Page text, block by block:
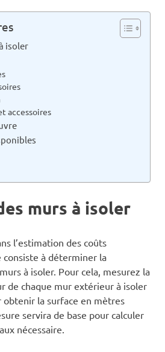
isoler
accessoires
murs à isoler
l’estimation des coûts
à déterminer la
à isoler. Pour cela, mesurez la
de chaque mur extérieur à isoler
la surface en mètres
servira de base pour calculer
nécessaire.